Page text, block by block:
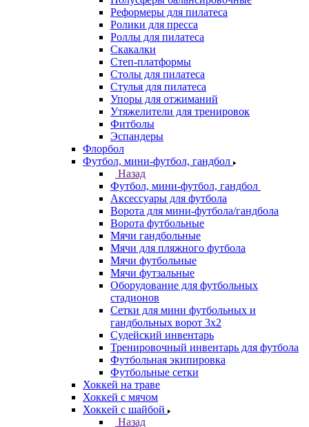
Реформеры для пилатеса
Ролики для пресса
Роллы для пилатеса
Скакалки
Степ-платформы
Столы для пилатеса
Стулья для пилатеса
Упоры для отжиманий
Утяжелители для тренировок
Фитболы
Эспандеры
Флорбол
Футбол, мини-футбол, гандбол
Назад
Футбол, мини-футбол, гандбол
Аксессуары для футбола
Ворота для мини-футбола/гандбола
Ворота футбольные
Мячи гандбольные
Мячи для пляжного футбола
Мячи футбольные
Мячи футзальные
Оборудование для футбольных
стадионов
Сетки для мини футбольных и
гандбольных ворот 3х2
Судейский инвентарь
Тренировочный инвентарь для футбола
Футбольная экипировка
Футбольные сетки
Хоккей на траве
Хоккей с мячом
Хоккей с шайбой
Назад